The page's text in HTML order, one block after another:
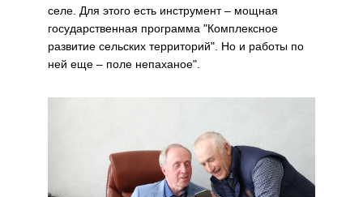
селе. Для этого есть инструмент – мощная
государственная программа "Комплексное
развитие сельских территорий". Но и работы по
ней еще – поле непаханое".